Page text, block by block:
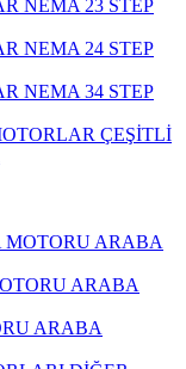
NEMA 23 STEP
NEMA 24 STEP
NEMA 34 STEP
ÇEŞİTLİ
ARABA
ARABA
ARABA